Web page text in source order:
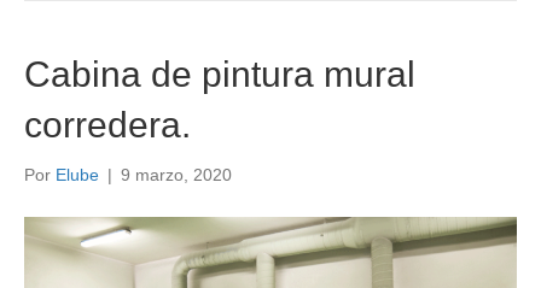
Cabina de pintura mural
corredera.
Por Elube | 9 marzo, 2020